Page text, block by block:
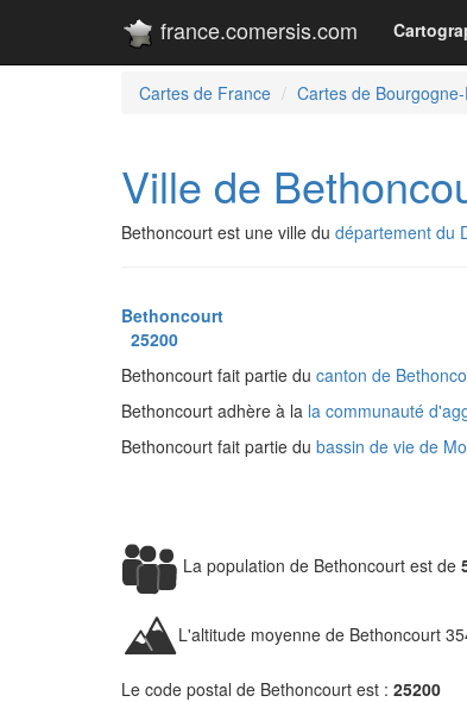
france.comersis.com
Cartes de France Cartes de
Ville de
Bethoncourt est une ville du département du
Bethoncourt
25200
Bethoncourt fait partie du canton de
Bethoncourt adhère à la la communauté
Bethoncourt fait partie du bassin de vie de
La population de Bethoncourt est de
L'altitude moyenne de Bethoncourt
Le code postal de Bethoncourt est : 25200